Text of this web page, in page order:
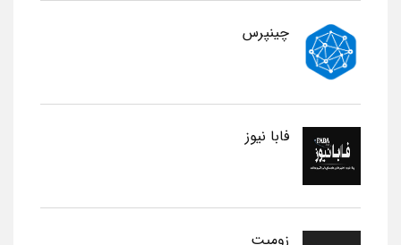
چینپرس
فابا نیوز
زومیت